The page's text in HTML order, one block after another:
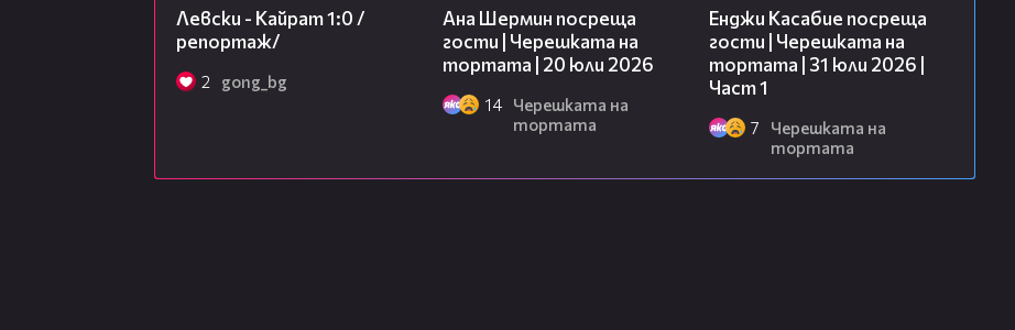
Левски - Кайрат 1:0 /
репортаж/
2 gong_bg
Ана Шермин посреща
гости | Черешката на
тортата | 20 юли 2026
14
Черешката на
тортата
Енджи Касабие посреща
гости | Черешката на
тортата | 31 юли 2026 |
Част 1
7
Черешката на
тортата